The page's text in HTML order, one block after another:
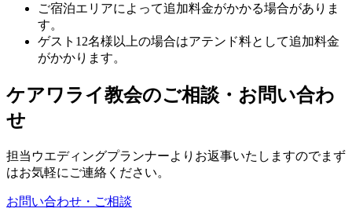
ご宿泊エリアによって追加料金がかかる場合がありま
す。
ゲスト12名様以上の場合はアテンド料として追加料金
がかかります。
ケアワライ教会のご相談・お問い合わ
せ
担当ウエディングプランナーよりお返事いたしますのでまず
はお気軽にご連絡ください。
お問い合わせ・ご相談